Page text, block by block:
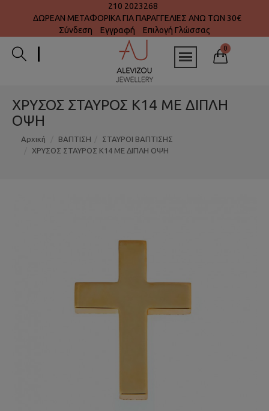
210 2023268
ΔΩΡΕΑΝ ΜΕΤΑΦΟΡΙΚΑ ΓΙΑ ΠΑΡΑΓΓΕΛΙΕΣ ΑΝΩ ΤΩΝ 30€
Σύνδεση
Εγγραφή Επιλογή Γλώσσας
0
ΧΡΥΣΟΣ ΣΤΑΥΡΟΣ Κ14 ΜΕ ΔΙΠΛΗ
ΟΨΗ
Αρχική ΒΑΠΤΙΣΗ
ΣΤΑΥΡΟΙ ΒΑΠΤΙΣΗΣ
ΧΡΥΣΟΣ ΣΤΑΥΡΟΣ Κ14 ΜΕ ΔΙΠΛΗ ΟΨΗ